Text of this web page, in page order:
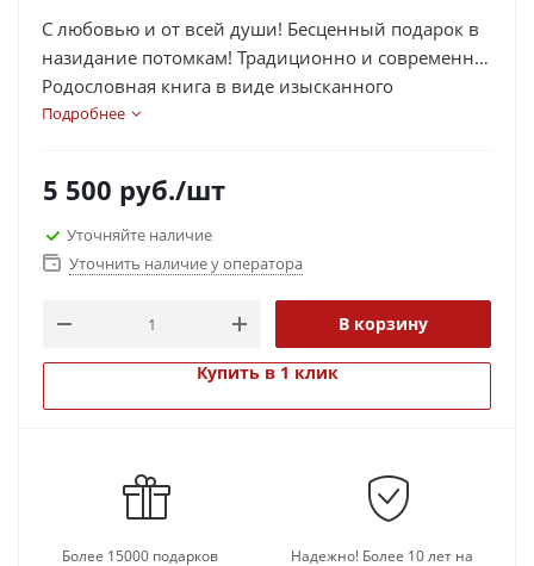
С любовью и от всей души! Бесценный подарок в
назидание потомкам! Традиционно и современно!
Родословная книга в виде изысканного
фотоальбома поможет визуально запечатлеть Ваш
летописную историю Вашей семьи – при упорном
желании и особо усердном старании хоть до
Рюриковичей, Чингисхана или даже до Адама и
В такой роскошной родословной книге можно
бережно сохранять всю основную информацию о
своих дорогих и любимых предках. Всё, что надо
специальные персональные листы на каждого
отдельного предка, в которых выделено место для
Подробнее
5 500 руб./шт
Уточняйте наличие
Уточнить наличие у оператора
В корзину
Купить в 1 клик
Более 15000 подарков
Надежно! Более 10 лет на